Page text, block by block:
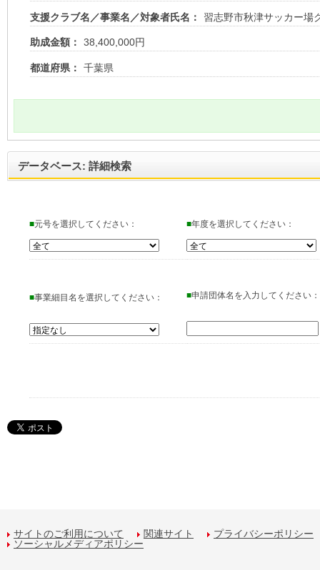
支援クラブ名／事業名／対象者氏名： 習志野市秋津サッカー場
助成金額： 38,400,000円
都道府県： 千葉県
データベース: 詳細検索
■元号を選択してください： ■年度を選択してください：
■事業細目名を選択してください： ■申請団体名を入力してください：
サイトのご利用について 関連サイト
プライバシーポリシー
ソーシャルメディアポリシー